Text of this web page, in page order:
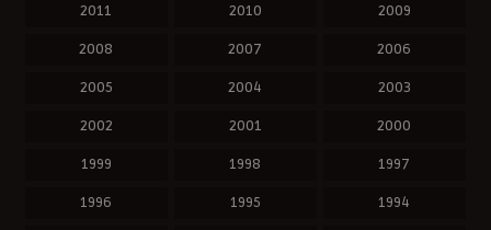
2011 2010 2009
2008 2007 2006
2005 2004 2003
2002 2001 2000
1999 1998 1997
1996 1995 1994